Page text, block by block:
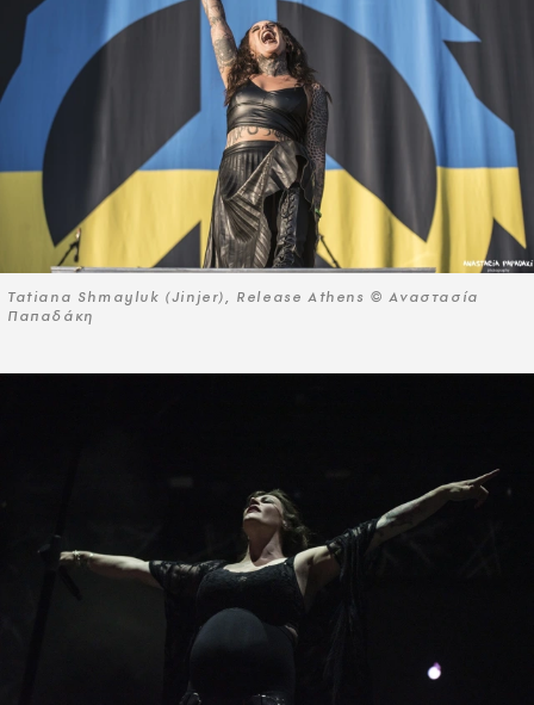
Tatiana Shmayluk (Jinjer), Release Athens © Αναστασία
Παπαδάκη